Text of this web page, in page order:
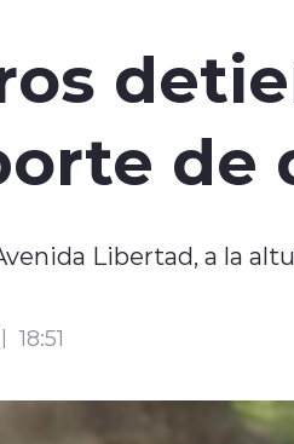
de
Libertad, a la
18:51